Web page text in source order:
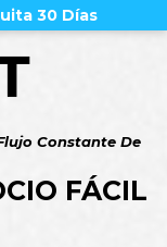
30 Días
Constante De
FÁCIL